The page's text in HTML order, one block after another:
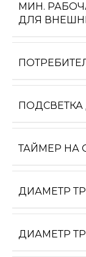
МИН.
ДЛЯ
ТАЙМЕР НА
ДИАМЕТР
ДИАМЕТР